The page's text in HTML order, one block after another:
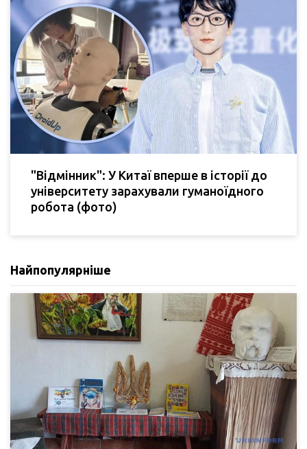
"Відмінник": У Китаї вперше в історії до
університету зарахували гуманоїдного
робота (фото)
Найпопулярніше